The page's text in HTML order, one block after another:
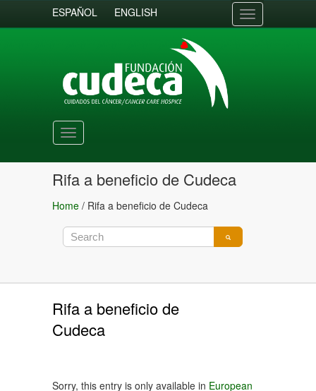
ESPAÑOL ENGLISH
Toggle
navigation
Toggle
navigation
Rifa a beneficio de Cudeca
Home / Rifa a beneficio de Cudeca
Rifa a beneficio de
Cudeca
Sorry, this entry is only available in European